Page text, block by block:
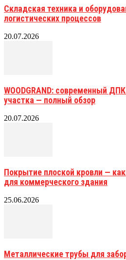
Складская техника и
логистических процессов
20.07.2026
WOODGRAND: современный
участка — полный обзор
20.07.2026
Покрытие плоской кровли —
для коммерческого здания
25.06.2026
Металлические трубы для